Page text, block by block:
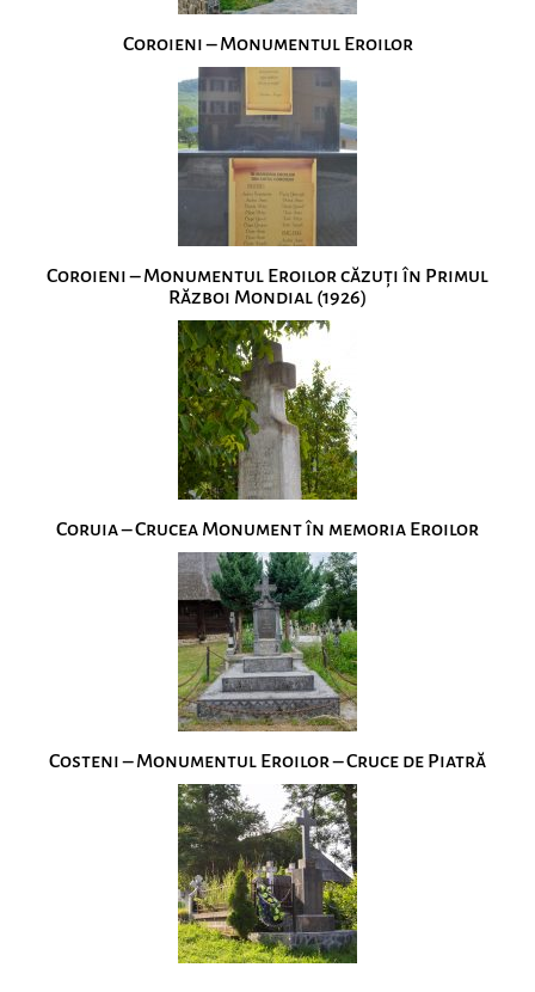
Coroieni – Monumentul Eroilor
Coroieni – Monumentul Eroilor căzuţi în Primul
Război Mondial (1926)
Coruia – Crucea Monument în memoria Eroilor
Costeni – Monumentul Eroilor – Cruce de Piatră